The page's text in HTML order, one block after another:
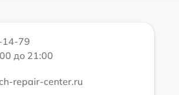
14-79
до 21:00
repair-center.ru